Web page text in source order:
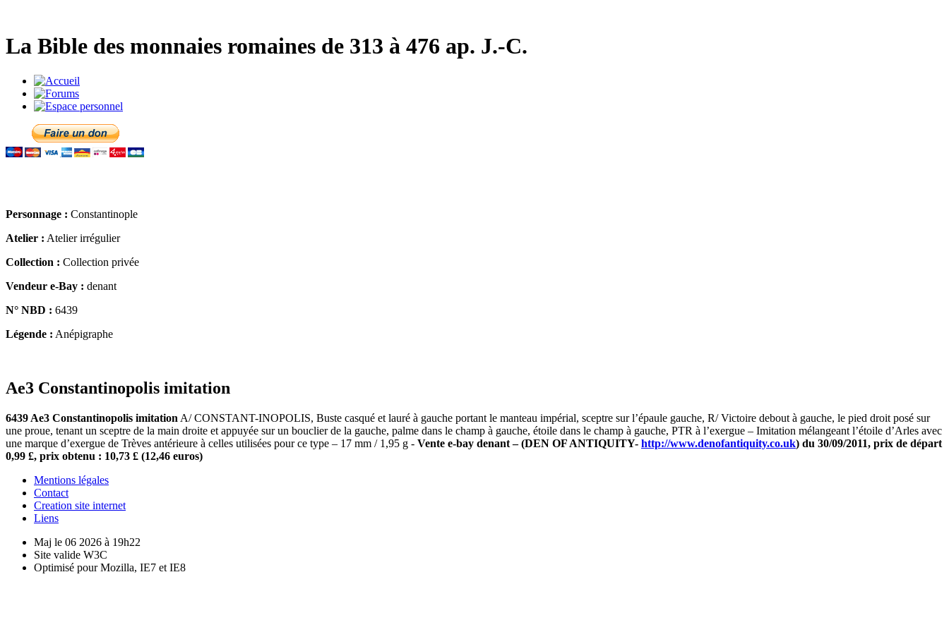
La Bible des monnaies romaines de 313 à 476 ap. J.-C.
Personnage : Constantinople
Atelier : Atelier irrégulier
Collection : Collection privée
Vendeur e-Bay : denant
N° NBD : 6439
Légende : Anépigraphe
Ae3 Constantinopolis imitation
6439 Ae3 Constantinopolis imitation A/ CONSTANT-INOPOLIS, Buste casqué et lauré à gauche portant le manteau impérial, sceptre sur l’épaule gauche, R/ Victoire debout à gauche, le pied droit posé sur
une proue, tenant un sceptre de la main droite et appuyée sur un bouclier de la gauche, palme dans le champ à gauche, étoile dans le champ à gauche, PTR à l’exergue – Imitation mélangeant l’étoile d’Arles avec
une marque d’exergue de Trèves antérieure à celles utilisées pour ce type – 17 mm / 1,95 g - Vente e-bay denant – (DEN OF ANTIQUITY- http://www.denofantiquity.co.uk) du 30/09/2011, prix de départ
0,99 £, prix obtenu : 10,73 £ (12,46 euros)
Mentions légales
Contact
Creation site internet
Liens
Maj le 06 2026 à 19h22
Site valide W3C
Optimisé pour Mozilla, IE7 et IE8